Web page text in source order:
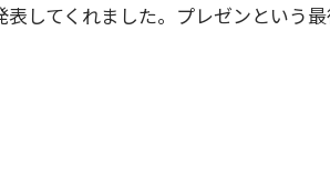
してくれました。プレゼンという